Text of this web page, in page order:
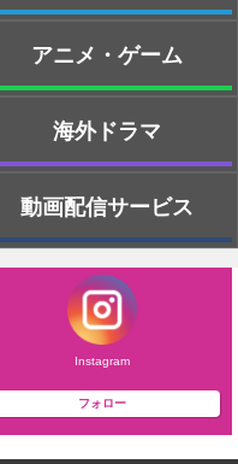
アニメ・ゲーム
海外ドラマ
動画配信サービス
Instagram
フォロー